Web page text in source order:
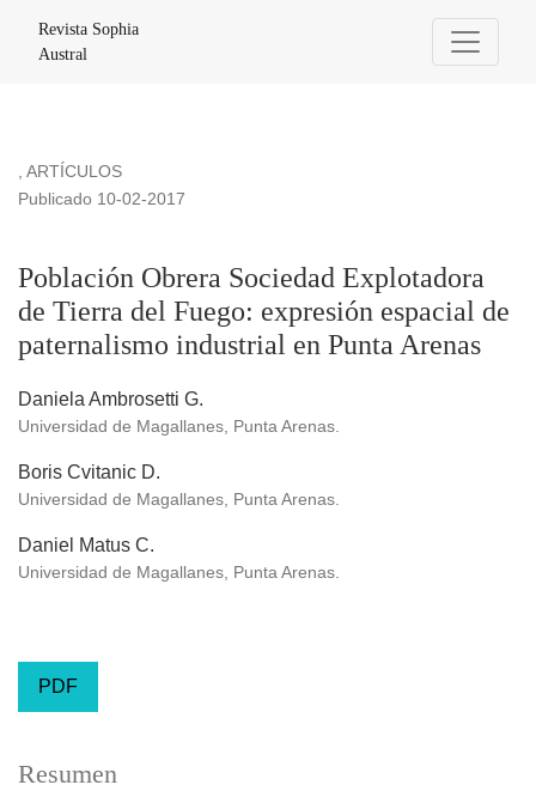
Revista Sophia
Austral
, ARTÍCULOS
Población Obrera Sociedad Explotadora
de Tierra del Fuego: expresión espacial de
paternalismo industrial en Punta Arenas
Publicado 10-02-2017
Daniela Ambrosetti G.
Universidad de Magallanes, Punta Arenas.
Boris Cvitanic D.
Universidad de Magallanes, Punta Arenas.
Daniel Matus C.
Universidad de Magallanes, Punta Arenas.
PDF
Resumen